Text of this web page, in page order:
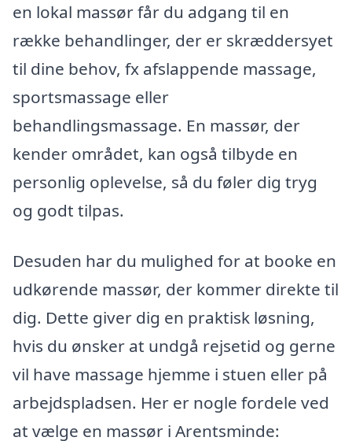
en lokal massør får du adgang til en
række behandlinger, der er skræddersyet
til dine behov, fx afslappende massage,
sportsmassage eller
behandlingsmassage. En massør, der
kender området, kan også tilbyde en
personlig oplevelse, så du føler dig tryg
og godt tilpas.
Desuden har du mulighed for at booke en
udkørende massør, der kommer direkte til
dig. Dette giver dig en praktisk løsning,
hvis du ønsker at undgå rejsetid og gerne
vil have massage hjemme i stuen eller på
arbejdspladsen. Her er nogle fordele ved
at vælge en massør i Arentsminde: